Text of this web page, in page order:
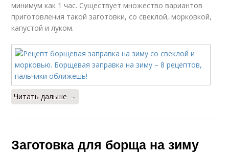
минимум как 1 час. Существует множество вариантов
приготовления такой заготовки, со свеклой, морковкой,
капустой и луком.
Читать дальше →
Заготовка для борща на зиму